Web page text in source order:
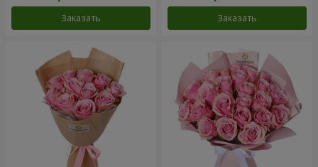
Заказать Заказать